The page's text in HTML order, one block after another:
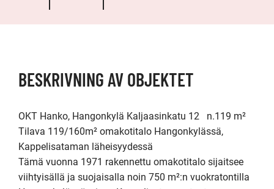
BESKRIVNING AV OBJEKTET
OKT Hanko, Hangonkylä Kaljaasinkatu 12   n.119 m²
Tilava 119/160m² omakotitalo Hangonkylässä,
Kappelisataman läheisyydessä
Tämä vuonna 1971 rakennettu omakotitalo sijaitsee
viihtyisällä ja suojaisalla noin 750 m²:n vuokratontilla